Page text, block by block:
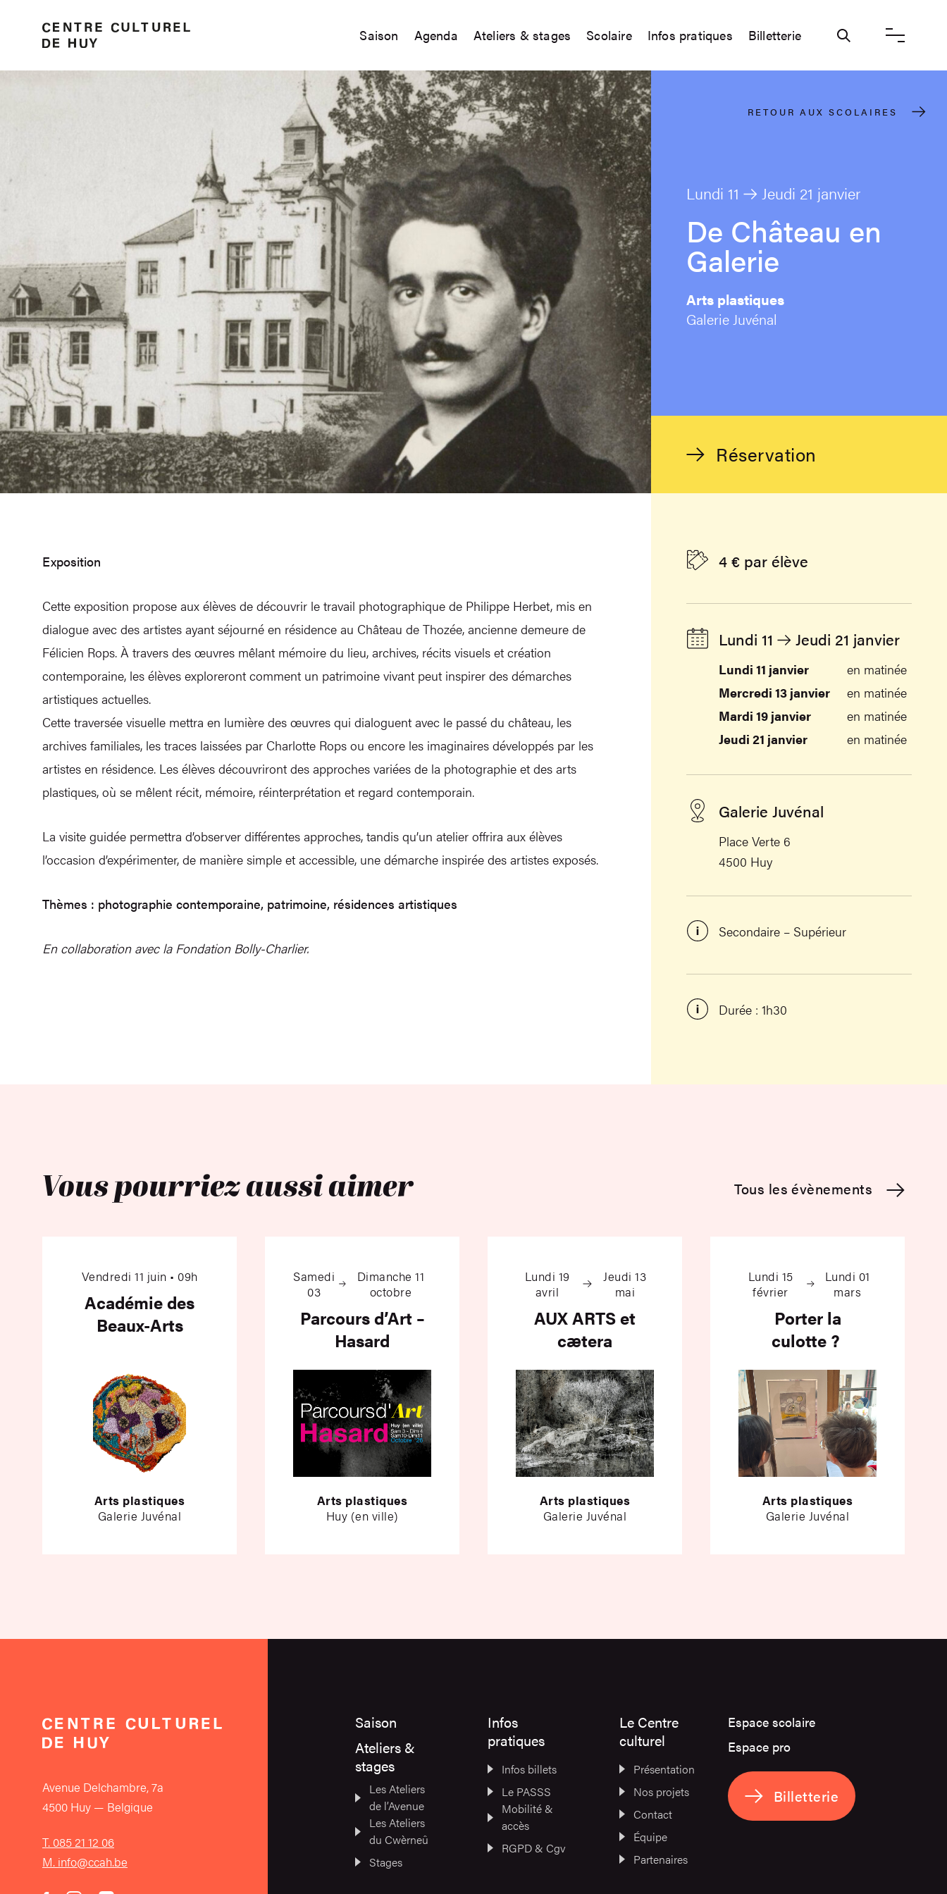
Saison Agenda Ateliers & stages Scolaire Infos pratiques Billetterie Ouvrir /
RETOUR AUX SCOLAIRES
Lundi 11 Jeudi 21 janvier
De Château en
Galerie
Arts plastiques
Galerie Juvénal
Exposition
Cette exposition propose aux élèves de découvrir le travail photographique de Philippe Herbet, mis en
dialogue avec des artistes ayant séjourné en résidence au Château de Thozée, ancienne demeure de
Félicien Rops. À travers des œuvres mêlant mémoire du lieu, archives, récits visuels et création
contemporaine, les élèves exploreront comment un patrimoine vivant peut inspirer des démarches
artistiques actuelles.
Cette traversée visuelle mettra en lumière des œuvres qui dialoguent avec le passé du château, les
archives familiales, les traces laissées par Charlotte Rops ou encore les imaginaires développés par les
artistes en résidence. Les élèves découvriront des approches variées de la photographie et des arts
plastiques, où se mêlent récit, mémoire, réinterprétation et regard contemporain.
La visite guidée permettra d’observer différentes approches, tandis qu’un atelier offrira aux élèves
l’occasion d’expérimenter, de manière simple et accessible, une démarche inspirée des artistes exposés.
Thèmes : photographie contemporaine, patrimoine, résidences artistiques
En collaboration avec la Fondation Bolly-Charlier.
Réservation
4 € par élève
Lundi 11 Jeudi 21 janvier
Lundi 11 janvier
en matinée
Mercredi 13 janvier
en matinée
Mardi 19 janvier
en matinée
Jeudi 21 janvier
en matinée
Galerie Juvénal
Place Verte 6
4500 Huy
Secondaire – Supérieur
Durée : 1h30
Vous pourriez aussi aimer Tous les évènements
Vendredi 11 juin • 09h
Académie des
Beaux-Arts
Arts plastiques
Galerie Juvénal
Samedi
03
Dimanche 11
octobre
Parcours d’Art –
Hasard
Arts plastiques
Huy (en ville)
Lundi 19
avril
Jeudi 13
mai
AUX ARTS et
cætera
Arts plastiques
Galerie Juvénal
Lundi 15
février
Lundi 01
mars
Porter la
culotte ?
Arts plastiques
Galerie Juvénal
Avenue Delchambre, 7a
4500 Huy — Belgique
T. 085 21 12 06
M. info@ccah.be
Saison
Ateliers &
stages
Les Ateliers
de l’Avenue
Les Ateliers
du Cwèrneû
Stages
Infos
pratiques
Infos billets
Le PASSS
Mobilité &
accès
RGPD & Cgv
Le Centre
culturel
Présentation
Nos projets
Contact
Équipe
Partenaires
Espace scolaire
Espace pro
Billetterie